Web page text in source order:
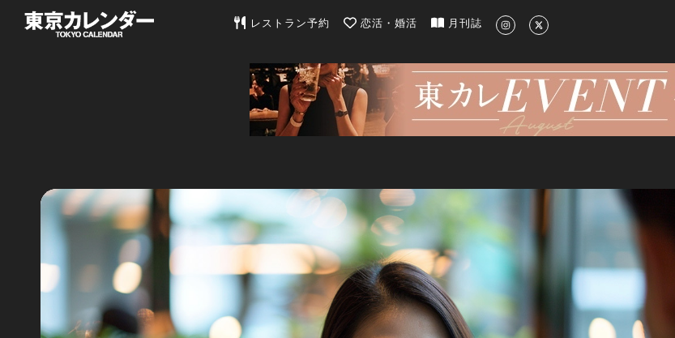
東京カレンダー | 最新のグルメ、洗練されたライフスタイル情報
レストラン予約 恋活・婚活 月刊誌